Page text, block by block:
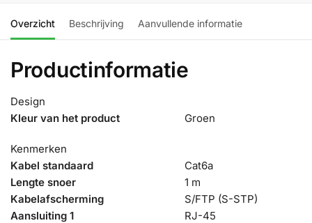
Overzicht Beschrijving Aanvullende informatie
Productinformatie
Design
Kleur van het product
Groen
Kenmerken
Kabel standaard
Cat6a
Lengte snoer
1 m
Kabelafscherming
S/FTP (S-STP)
Aansluiting 1
RJ-45